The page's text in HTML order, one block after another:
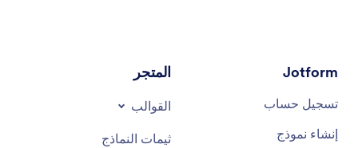
Jotform
تسجيل حساب
إنشاء نموذج
المتجر
القوالب
ثيمات النماذج